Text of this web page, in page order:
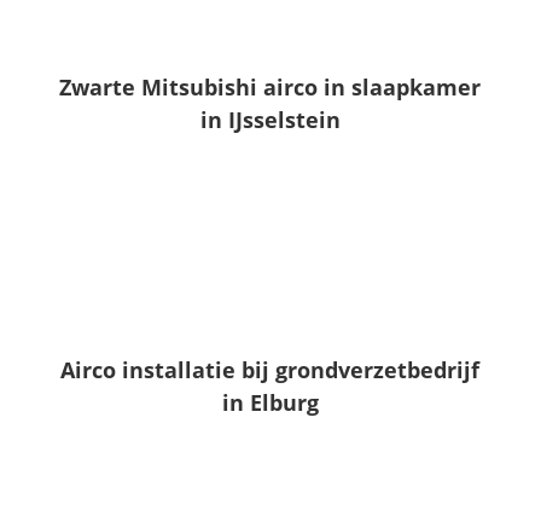
Zwarte Mitsubishi airco in slaapkamer
in IJsselstein
Airco installatie bij grondverzetbedrijf
in Elburg